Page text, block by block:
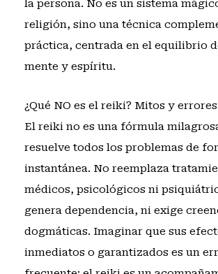
la persona. No es un sistema
religión, sino una técnica
práctica, centrada en el equilibrio
mente y espíritu.
¿Qué NO es el reiki? Mitos y
El reiki no es una fórmula
resuelve todos los problemas de
instantánea. No reemplaza
médicos, psicológicos ni
genera dependencia, ni exige
dogmáticas. Imaginar que sus
inmediatos o garantizados es un